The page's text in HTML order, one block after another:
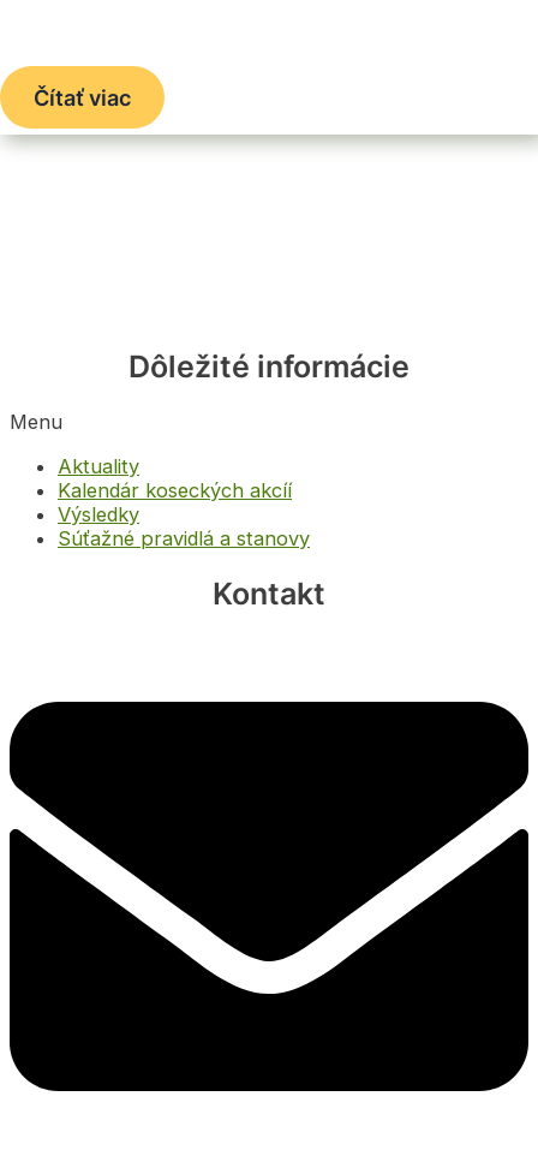
Čítať viac
Dôležité informácie
Menu
Aktuality
Kalendár koseckých akcíí
Výsledky
Súťažné pravidlá a stanovy
Kontakt